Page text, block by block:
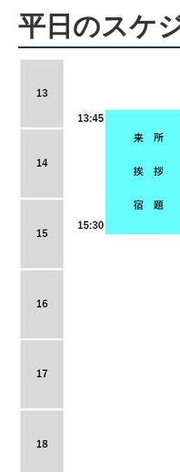
平日のスケ